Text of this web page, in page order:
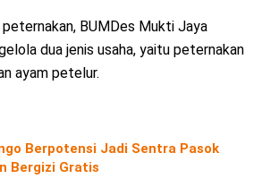
BUMDes Mukti Jaya
dua jenis usaha, yaitu peternakan
ayam petelur.
Berpotensi Jadi Sentra Pasok
Bergizi Gratis